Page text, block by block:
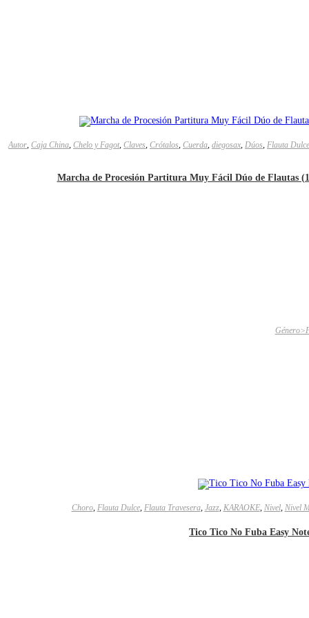
Autor Caja China Chelo y Fagot, Claves Crótalos Cuerda diegosax Dúos Flauta Dulce
Marcha de Procesión Partitura Muy Fácil Dúo de Flautas
Choro, Flauta Dulce, Flauta Travesera, Jazz, KARAOKE, Nivel, Nivel
Tico Tico No Fuba Easy